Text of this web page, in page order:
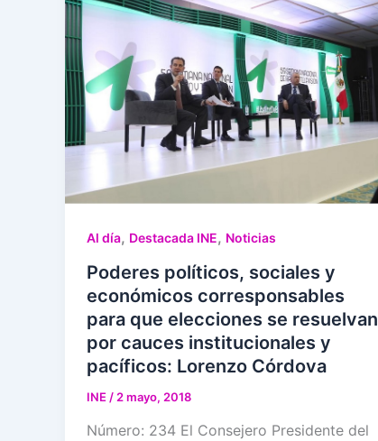
Al día, Destacada INE, Noticias
Poderes políticos, sociales y
económicos corresponsables
para que elecciones se resuelvan
por cauces institucionales y
pacíficos: Lorenzo Córdova
INE / 2 mayo, 2018
Número: 234 El Consejero Presidente del